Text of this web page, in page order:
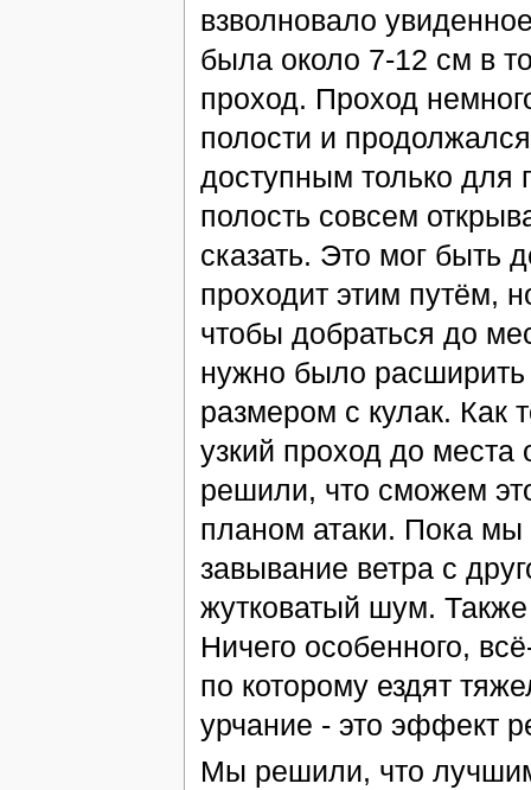
взволновало
была около 7-12 см в
проход. Проход
полости и
доступным только для
полость совсем
сказать. Это мог быть
проходит этим путём,
чтобы добраться до
нужно было
размером с кулак. Как
узкий проход до места
решили, что сможем
планом атаки. Пока
завывание ветра с
жутковатый шум.
Ничего особенного,
по которому ездят
урчание - это эффект
Мы решили, что